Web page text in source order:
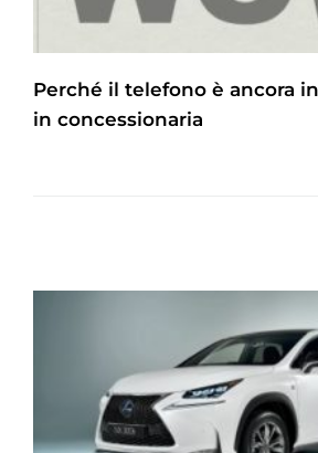
Perché il telefono è ancora
in concessionaria